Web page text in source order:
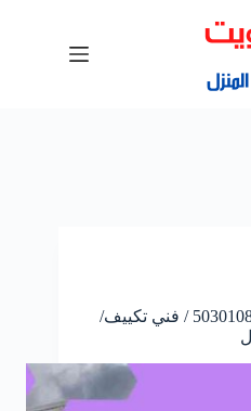
فني سنترال جنوب السرة / 50301080 / فني تكييف/